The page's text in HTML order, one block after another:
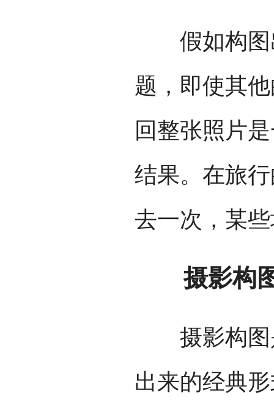
假如构图
题，即使其
回整张照片
结果。在旅
去一次，某
摄影构
摄影构图
出来的经典